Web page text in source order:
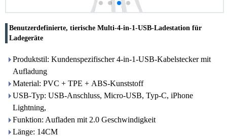
Benutzerdefinierte, tierische Multi-4-in-1-USB-Ladestation für
Ladegeräte
Produktstil: Kundenspezifischer 4-in-1-USB-Kabelstecker mit
Aufladung
Material: PVC + TPE + ABS-Kunststoff
USB-Typ: USB-Anschluss, Micro-USB, Typ-C, iPhone
Lightning,
Funktion: Aufladen mit 2.0 Geschwindigkeit
Länge: 14CM